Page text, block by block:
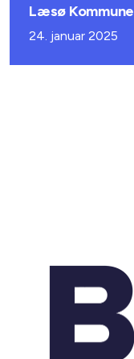
Læsø Kommune
24. januar 2025